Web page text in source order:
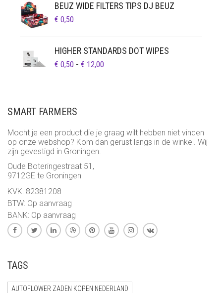
BEUZ WIDE FILTERS TIPS DJ BEUZ
€ 0,50
HIGHER STANDARDS DOT WIPES
€ 0,50 - € 12,00
SMART FARMERS
Mocht je een product die je graag wilt hebben niet vinden
op onze webshop? Kom dan gerust langs in de winkel. Wij
zijn gevestigd in Groningen.
Oude Boteringestraat 51,
9712GE te Groningen
KVK: 82381208
BTW: Op aanvraag
BANK: Op aanvraag
TAGS
AUTOFLOWER ZADEN KOPEN NEDERLAND